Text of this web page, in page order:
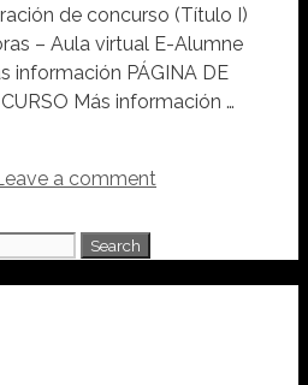
de concurso (Título I)
– Aula virtual E-Alumne
información PÁGINA DE
Más información …
a comment